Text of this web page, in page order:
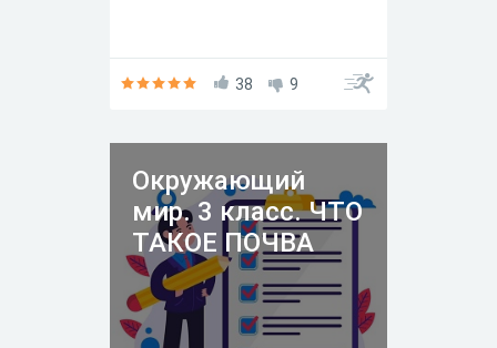
38 9
Окружающий
мир. 3 класс. ЧТО
ТАКОЕ ПОЧВА